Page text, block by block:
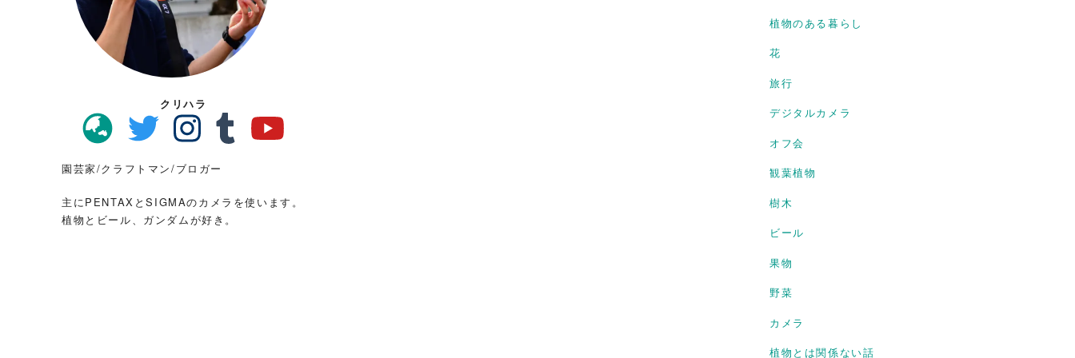
クリハラ
園芸家/クラフトマン/ブロガー
主にPENTAXとSIGMAのカメラを使います。
植物とビール、ガンダムが好き。
植物のある暮らし
花
旅行
デジタルカメラ
オフ会
観葉植物
樹木
ビール
果物
野菜
カメラ
植物とは関係ない話